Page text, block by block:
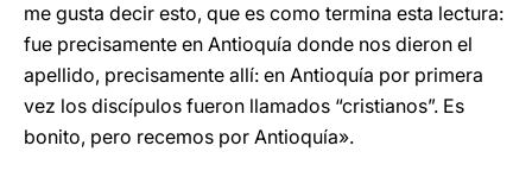
me gusta decir esto, que es como termina esta lectura:
fue precisamente en Antioquía donde nos dieron el
apellido, precisamente allí: en Antioquía por primera
vez los discípulos fueron llamados “cristianos”. Es
bonito, pero recemos por Antioquía».